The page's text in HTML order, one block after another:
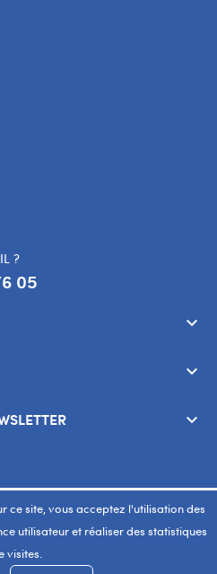
ce site, vous acceptez l'utilisation des
utilisateur et réaliser des statistiques
visites.
?
05
keyboard_arrow_down
keyboard_arrow_down
keyboard_arrow_down
WAY Tous droits réservés.
way.ma